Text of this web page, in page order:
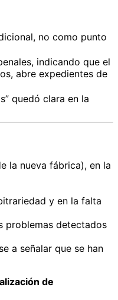
no como punto
indicando que el
abre expedientes de
quedó clara en la
la nueva fábrica), en la
y en la falta
problemas detectados
a señalar que se han
de